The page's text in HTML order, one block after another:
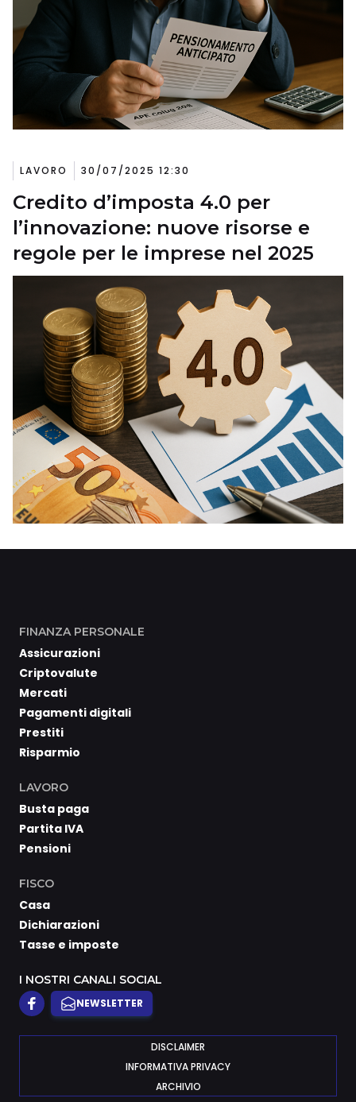
LAVORO 30/07/2025 12:30
Credito d’imposta 4.0 per
l’innovazione: nuove risorse e
regole per le imprese nel 2025
FINANZA PERSONALE
Assicurazioni
Criptovalute
Mercati
Pagamenti digitali
Prestiti
Risparmio
LAVORO
Busta paga
Partita IVA
Pensioni
FISCO
Casa
Dichiarazioni
Tasse e imposte
I NOSTRI CANALI SOCIAL
NEWSLETTER
DISCLAIMER
INFORMATIVA PRIVACY
ARCHIVIO